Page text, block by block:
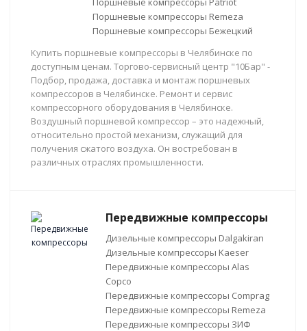
Поршневые компрессоры Remeza
Поршневые компрессоры Бежецкий
Купить поршневые компрессоры в Челябинске по
доступным ценам. Торгово-сервисный центр "10Бар" -
Подбор, продажа, доставка и монтаж поршневых
компрессоров в Челябинске. Ремонт и сервис
компрессорного оборудования в Челябинске.
Воздушный поршневой компрессор – это надежный,
относительно простой механизм, служащий для
получения сжатого воздуха. Он востребован в
различных отраслях промышленности.
Передвижные компрессоры
Дизельные компрессоры Dalgakiran
Дизельные компрессоры Kaeser
Передвижные компрессоры Alas
Copco
Передвижные компрессоры Comprag
Передвижные компрессоры Remeza
Передвижные компрессоры ЗИФ